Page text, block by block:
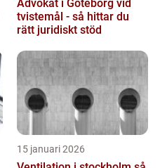
Advokat i Göteborg vid
tvistemål - så hittar du
rätt juridiskt stöd
15 januari 2026